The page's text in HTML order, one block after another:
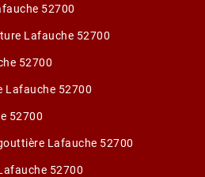
52700
Lafauche 52700
52700
Lafauche 52700
52700
Lafauche 52700
52700